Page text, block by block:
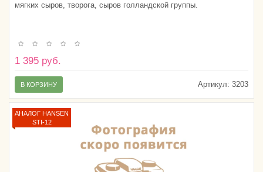
мягких сыров, творога, сыров голландской группы.
1 395 руб.
Артикул: 3203
В КОРЗИНУ
АНАЛОГ HANSEN
STI-12